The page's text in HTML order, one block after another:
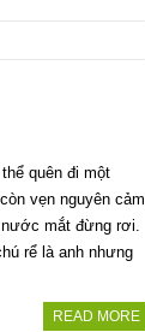
quên đi một
vẹn nguyên cảm
mắt đừng rơi.
rể là anh nhưng
READ MORE